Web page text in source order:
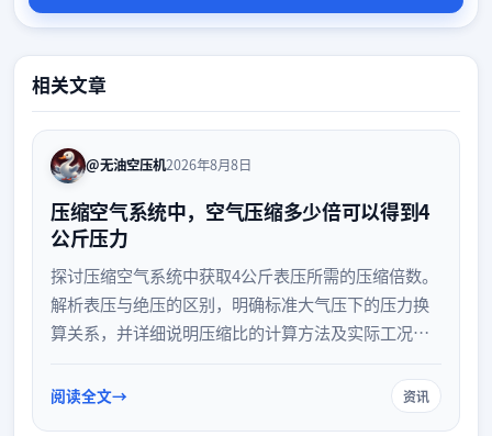
相关文章
@无油空压机2026年8月8日
压缩空气系统中，空气压缩多少倍可以得到4
公斤压力
探讨压缩空气系统中获取4公斤表压所需的压缩倍数。
解析表压与绝压的区别，明确标准大气压下的压力换
算关系，并详细说明压缩比的计算方法及实际工况中
理与参数设定。
阅读全文 资讯